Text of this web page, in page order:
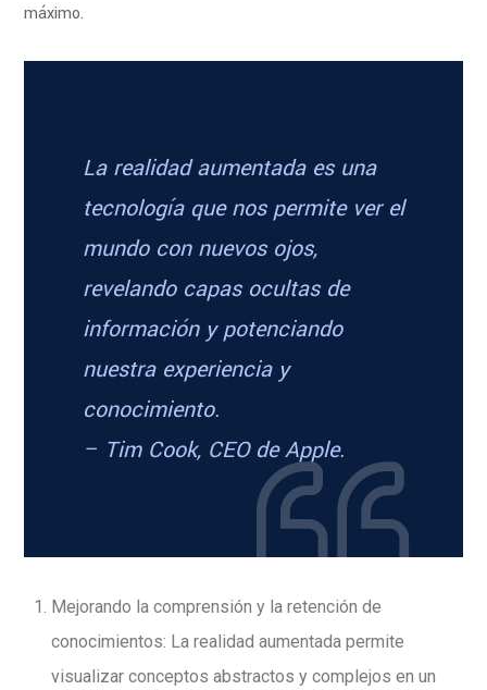
máximo.
La realidad aumentada es una
tecnología que nos permite ver el
mundo con nuevos ojos,
revelando capas ocultas de
información y potenciando
nuestra experiencia y
conocimiento.
– Tim Cook, CEO de Apple.
Mejorando la comprensión y la retención de
conocimientos: La realidad aumentada permite
visualizar conceptos abstractos y complejos en un